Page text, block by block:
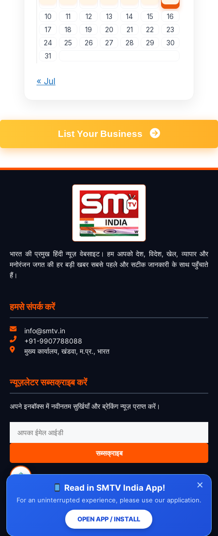
10 11 12 13 14 15
16
17
18 19 20 21 22
23
24
25 26 27 28 29
30
31
« Jul
List Your Business
भारत की प्रमुख हिंदी न्यूज़ वेबसाइट। हम आपको देश, विदेश, खेल, व्यापार और
मनोरंजन जगत की हर बड़ी खबर सबसे पहले और सटीक जानकारी के साथ पहुँचाते
हैं।
हमसे संपर्क करें
info@smtv.in
+91-9907788088
मुख्य कार्यालय, खंडवा, म.प्र., भारत
न्यूज़लेटर सब्सक्राइब करें
अपने इनबॉक्स में नवीनतम सुर्खियाँ और ब्रेकिंग न्यूज़ प्राप्त करें।
सब्सक्राइब
About UsContact Us DisclaimerPrivacy PolicyCookie Policy
Cancellation PolicyRefund PolicyTerms & Conditions
×
Read in SMTV India App!
For an uninterrupted experience, please use our application.
OPEN APP / INSTALL